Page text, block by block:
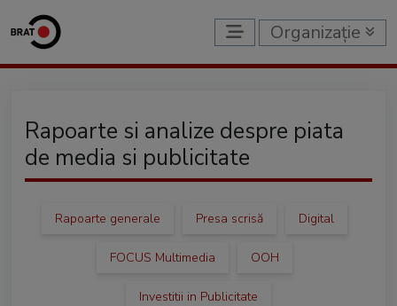
Organizație
Rapoarte si analize despre piata
de media si publicitate
Rapoarte generale Presa scrisă Digital
FOCUS Multimedia OOH
Investitii in Publicitate